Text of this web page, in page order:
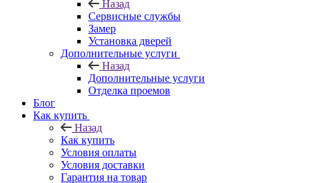
Назад
Сервисные службы
Замер
Установка дверей
Дополнительные услуги
Назад
Дополнительные услуги
Отделка проемов
Блог
Как купить
Назад
Как купить
Условия оплаты
Условия доставки
Гарантия на товар